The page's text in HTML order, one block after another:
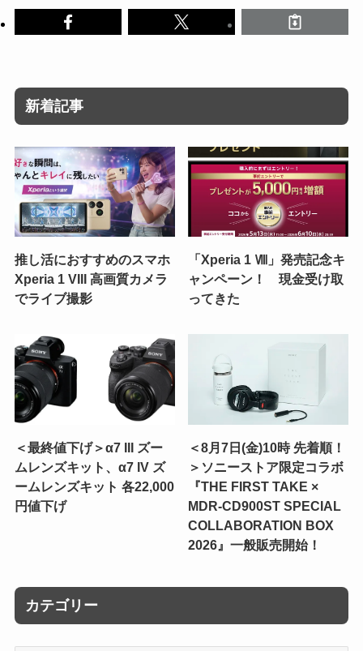
新着記事
推し活におすすめのスマホ
Xperia 1 VIII 高画質カメラ
でライブ撮影
「Xperia 1 Ⅷ」発売記念キ
ャンペーン！ 現金受け取
ってきた
＜最終値下げ＞α7 III ズー
ムレンズキット、α7 IV ズ
ームレンズキット 各22,000
円値下げ
＜8月7日(金)10時 先着順！
＞ソニーストア限定コラボ
『THE FIRST TAKE ×
MDR-CD900ST SPECIAL
COLLABORATION BOX
2026』一般販売開始！
カテゴリー